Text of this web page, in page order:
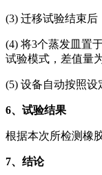
(3) 迁移试验结束后
(4) 将3个蒸发皿置
试验模式，差值量
(5) 设备自动按照
6、试验结果
根据本次所检测橡
7、结论